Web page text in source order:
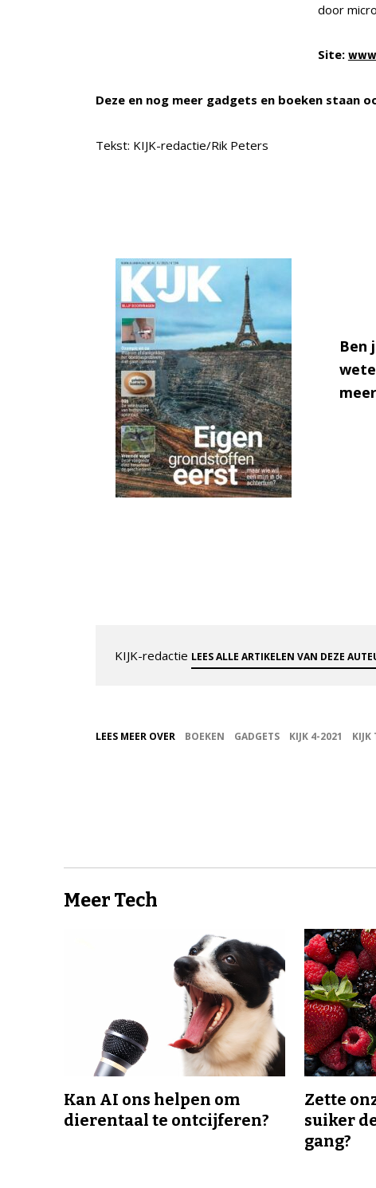
door
Site:
Deze en nog meer gadgets en boeken staan
Tekst: KIJK-redactie/Rik Peters
Ben
KIJK-redactie LEES ALLE ARTIKELEN VAN DEZE
LEES MEER OVER BOEKEN GADGETS KIJK 4-2021 KIJK
Meer Tech
Kan AI ons helpen om
dierentaal te ontcijferen?
Zette
suiker
gang?